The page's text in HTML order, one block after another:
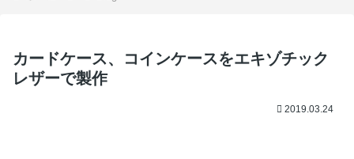
カードケース、コインケースをエキゾチック
レザーで製作
2019.03.24